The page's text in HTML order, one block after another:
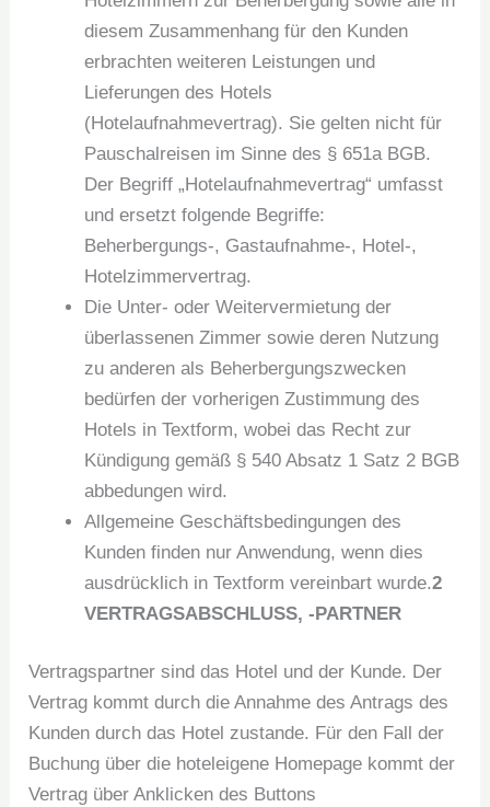
diesem Zusammenhang für den Kunden
erbrachten weiteren Leistungen und
Lieferungen des Hotels
(Hotelaufnahmevertrag). Sie gelten nicht für
Pauschalreisen im Sinne des § 651a BGB.
Der Begriff „Hotelaufnahmevertrag“ umfasst
und ersetzt folgende Begriffe:
Beherbergungs-, Gastaufnahme-, Hotel-,
Hotelzimmervertrag.
Die Unter- oder Weitervermietung der
überlassenen Zimmer sowie deren Nutzung
zu anderen als Beherbergungszwecken
bedürfen der vorherigen Zustimmung des
Hotels in Textform, wobei das Recht zur
Kündigung gemäß § 540 Absatz 1 Satz 2 BGB
abbedungen wird.
Allgemeine Geschäftsbedingungen des
Kunden finden nur Anwendung, wenn dies
ausdrücklich in Textform vereinbart wurde.2
VERTRAGSABSCHLUSS, -PARTNER
Vertragspartner sind das Hotel und der Kunde. Der
Vertrag kommt durch die Annahme des Antrags des
Kunden durch das Hotel zustande. Für den Fall der
Buchung über die hoteleigene Homepage kommt der
Vertrag über Anklicken des Buttons